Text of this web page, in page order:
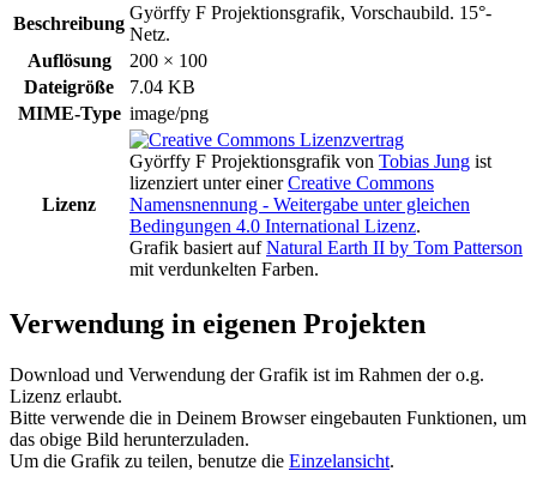
Beschreibung
Györffy F Projektionsgrafik, Vorschaubild. 15°-
Netz.
Auflösung
200 × 100
Dateigröße
7.04 KB
MIME-Type image/png
Lizenz
Györffy F Projektionsgrafik von Tobias Jung ist
lizenziert unter einerCreative Commons
Namensnennung - Weitergabe unter gleichen
Bedingungen 4.0 International Lizenz.
Grafik basiert aufNatural Earth II by Tom Patterson
mit verdunkelten Farben.
Verwendung in eigenen Projekten
Download und Verwendung der Grafik ist im Rahmen der o.g.
Lizenz erlaubt.
Bitte verwende die in Deinem Browser eingebauten Funktionen, um
das obige Bild herunterzuladen.
Um die Grafik zu teilen, benutze die Einzelansicht.